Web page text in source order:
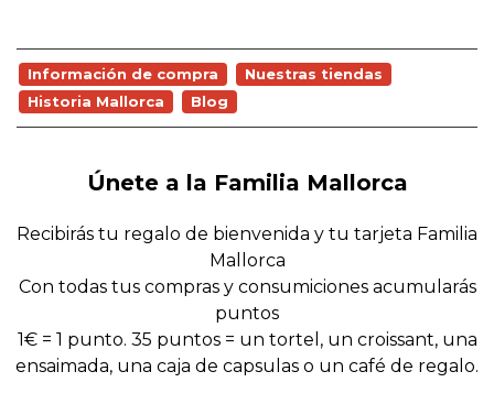
Información de compra
Nuestras tiendas
Historia Mallorca
Blog
Únete a la Familia Mallorca
Recibirás tu regalo de bienvenida y tu tarjeta Familia
Mallorca
Con todas tus compras y consumiciones acumularás
puntos
1€ = 1 punto. 35 puntos = un tortel, un croissant, una
ensaimada, una caja de capsulas o un café de regalo.